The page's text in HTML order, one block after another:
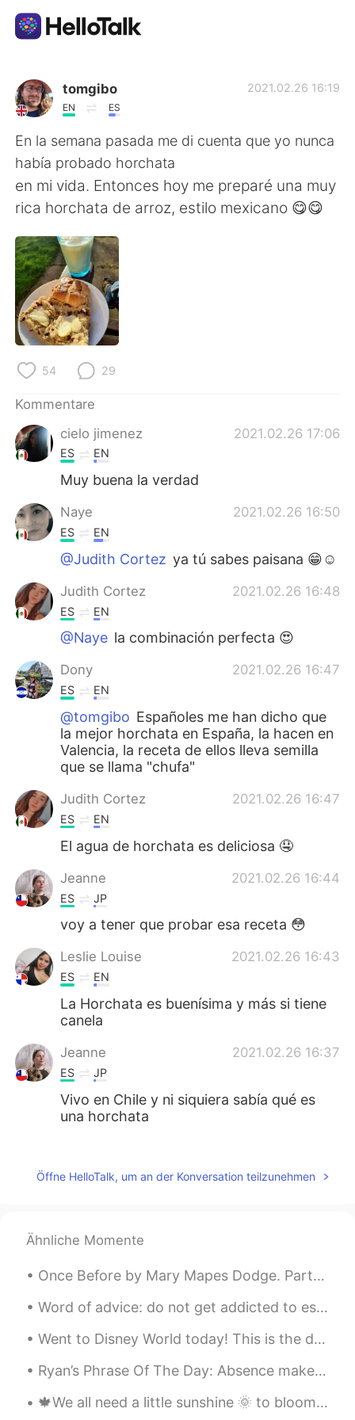
Sprachaustausch-App
AI Grammar Checker
Deutsch
English
繁體中文
العربية
Русский
Indonesia
Türkçe Tiếng Việt
Português
tomgibo
EN ES
2021.02.26 16:19
En la semana pasada me di cuenta que yo nunca
había probado horchata
en mi vida. Entonces hoy me preparé una muy
rica horchata de arroz, estilo mexicano 😋😋
54 29
Kommentare
cielo jimenez
2021.02.26 17:06
ES EN
Muy buena la verdad
Naye 2021.02.26 16:50
ES EN
@Judith Cortez ya tú sabes paisana 😁☺
Judith Cortez 2021.02.26 16:48
ES EN
@Naye la combinación perfecta 😍
Dony 2021.02.26 16:47
ES EN
@tomgibo Españoles me han dicho que
la mejor horchata en España, la hacen en
Valencia, la receta de ellos lleva semilla
que se llama "chufa"
Judith Cortez 2021.02.26 16:47
ES EN
El agua de horchata es deliciosa 🤤
Jeanne 2021.02.26 16:44
ES JP
voy a tener que probar esa receta 😳
Leslie Louise 2021.02.26 16:43
ES EN
La Horchata es buenísima y más si tiene
canela
Jeanne 2021.02.26 16:37
ES JP
Vivo en Chile y ni siquiera sabía qué es
una horchata
ES EN
En la semana pasada me di cuenta
en mi vida.
La semana pasada me di cuenta que
nunca había probado horchata en mi
vida.
tomgibo 2021.02.26 16:33
Öffne HelloTalk, um an der Konversation teilzunehmen
Ähnliche Momente
Once Before by Mary Mapes Dodge. Part 1 of 3. ONCE before, this self-same air Passed me, though...
Word of advice: do not get addicted to escaping. Face your sh!t, handle your business and triumph...
Went to Disney World today! This is the difference between day and night! 今日はディズニーワールドに行きました！ これ...
Ryan’s Phrase Of The Day: Absence makes the heart grow fonder Meaning: Your feeling for sth get...
🍁We all need a little sunshine 🌞 to bloom 🍁"The way I see it, if you want the rainbow, you gotta ...